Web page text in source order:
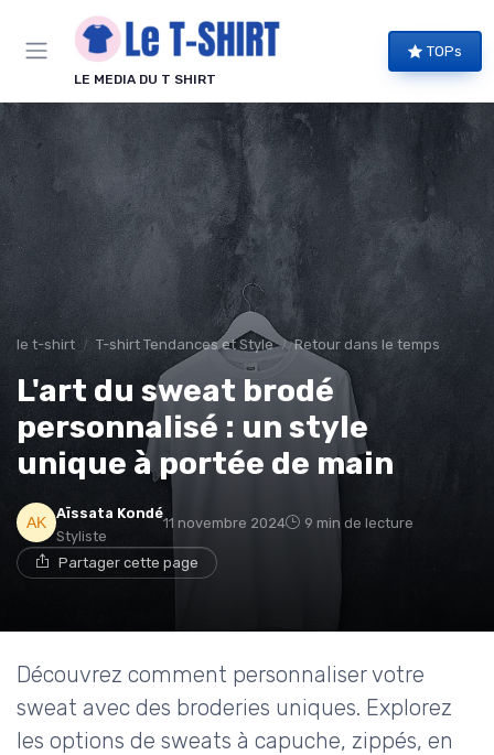
LE MEDIA DU T SHIRT
TOPs
le t-shirt T-shirt Tendances et Style Retour dans le temps
L'art du sweat brodé
personnalisé : un style
unique à portée de main
Aïssata Kondé
Styliste
11 novembre 2024 9 min de lecture
Partager cette page
Découvrez comment personnaliser votre
sweat avec des broderies uniques. Explorez
les options de sweats à capuche, zippés, en
Panneau de gestion des cookies